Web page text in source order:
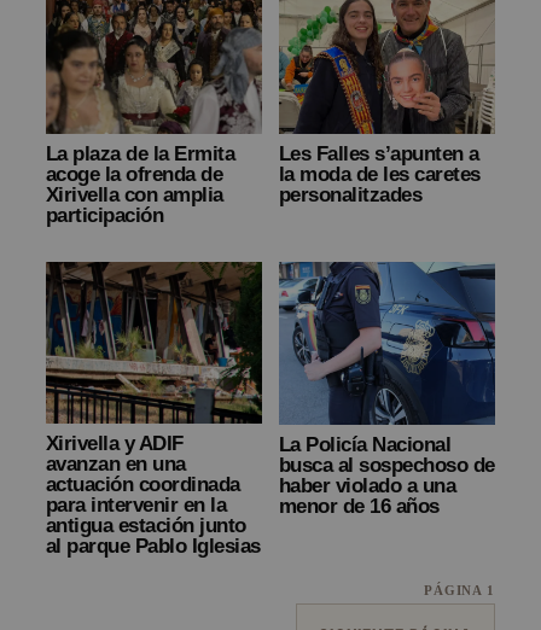
La plaza de la Ermita
acoge la ofrenda de
Xirivella con amplia
participación
Les Falles s’apunten a
la moda de les caretes
personalitzades
Xirivella y ADIF
avanzan en una
actuación coordinada
para intervenir en la
antigua estación junto
al parque Pablo Iglesias
La Policía Nacional
busca al sospechoso de
haber violado a una
menor de 16 años
PÁGINA 1